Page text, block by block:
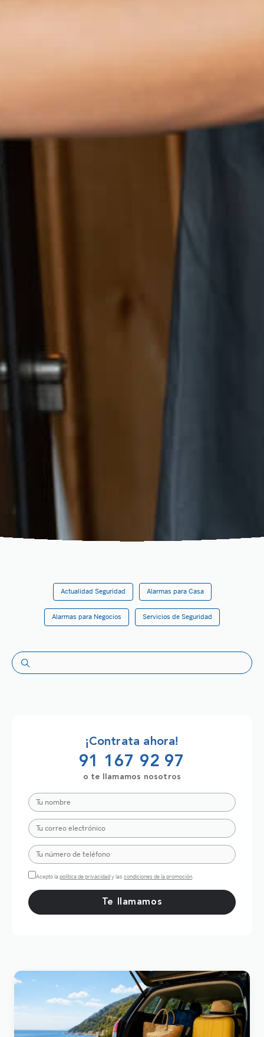
Actualidad Seguridad Alarmas para Casa
Alarmas para Negocios Servicios de Seguridad
¡Contrata ahora!
91 167 92 97
o te llamamos nosotros
Acepto la política de privacidad y las condiciones de la promoción.
Por favor, deja este campo vacío.